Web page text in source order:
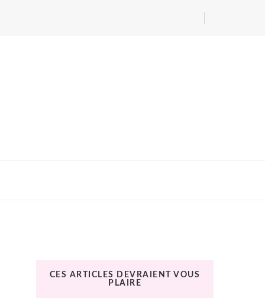
CES ARTICLES DEVRAIENT VOUS
PLAIRE